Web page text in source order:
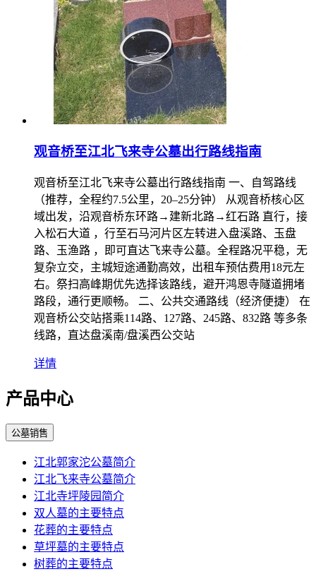
观音桥至江北飞来寺公墓出行路线指南
观音桥至江北飞来寺公墓出行路线指南 一、自驾路线
（推荐，全程约7.5公里，20–25分钟） 从观音桥核心区
域出发，沿观音桥东环路→建新北路→红石路 直行，接
入松石大道 ，行至石马河片区左转进入盘溪路、玉盘
路、玉渔路 ，即可直达飞来寺公墓。全程路况平稳，无
复杂立交，主城短途通勤高效，出租车预估费用18元左
右。祭扫高峰期优先选择该路线，避开鸿恩寺隧道拥堵
路段，通行更顺畅。 二、公共交通路线（经济便捷） 在
观音桥公交站搭乘114路、127路、245路、832路 等多条
线路，直达盘溪南/盘溪西公交站
详情
产品中心
公墓销售
江北郭家沱公墓简介
江北飞来寺公墓简介
江北寺坪陵园简介
双人墓的主要特点
花葬的主要特点
草坪墓的主要特点
树葬的主要特点